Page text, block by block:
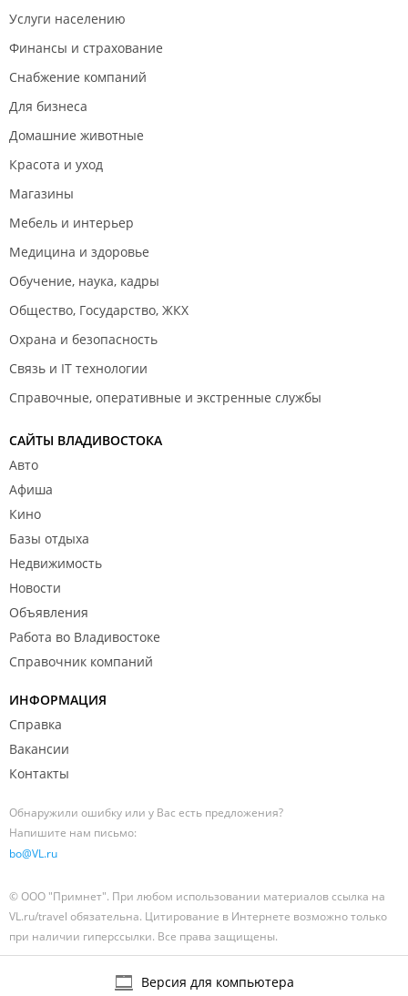
Услуги населению
Финансы и страхование
Снабжение компаний
Для бизнеса
Домашние животные
Красота и уход
Магазины
Мебель и интерьер
Медицина и здоровье
Обучение, наука, кадры
Общество, Государство, ЖКХ
Охрана и безопасность
Связь и IT технологии
Справочные, оперативные и экстренные службы
САЙТЫ ВЛАДИВОСТОКА
Авто
Афиша
Кино
Базы отдыха
Недвижимость
Новости
Объявления
Работа во Владивостоке
Справочник компаний
ИНФОРМАЦИЯ
Справка
Вакансии
Контакты
Обнаружили ошибку или у Вас есть предложения?
Напишите нам письмо:
bo@VL.ru
© ООО "Примнет". При любом использовании материалов ссылка на
VL.ru/travel обязательна. Цитирование в Интернете возможно только
при наличии гиперссылки. Все права защищены.
Версия для компьютера